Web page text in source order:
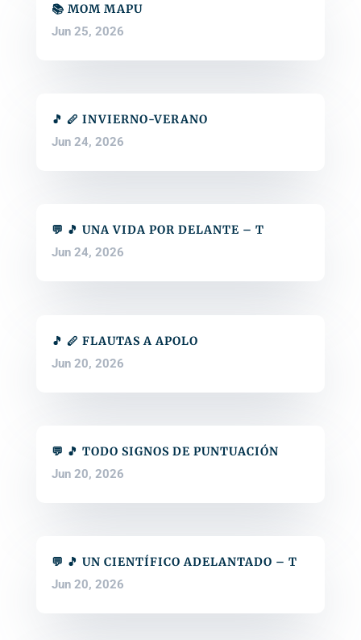
📚 MOM MAPU
Jun 25, 2026
🎵 🪈 INVIERNO-VERANO
Jun 24, 2026
💬 🎵 UNA VIDA POR DELANTE – T
Jun 24, 2026
🎵 🪈 FLAUTAS A APOLO
Jun 20, 2026
💬 🎵 TODO SIGNOS DE PUNTUACIÓN
Jun 20, 2026
💬 🎵 UN CIENTÍFICO ADELANTADO – T
Jun 20, 2026